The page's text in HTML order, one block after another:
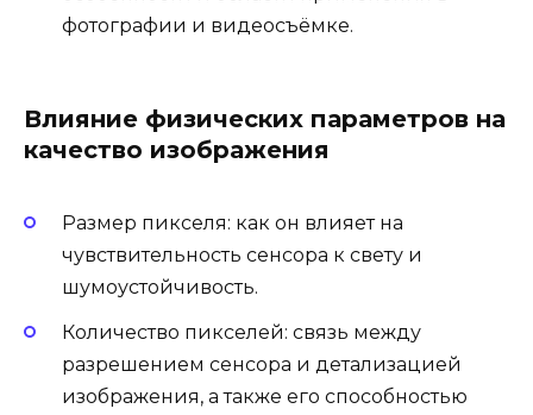
фотографии и видеосъёмке.
Влияние физических параметров на
качество изображения
Размер пикселя: как он влияет на
чувствительность сенсора к свету и
шумоустойчивость.
Количество пикселей: связь между
разрешением сенсора и детализацией
изображения, а также его способностью